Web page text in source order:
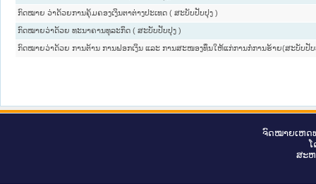
ກົດໝາຍ ວ່າດ້ວຍການຄຸ້ມຄອງເງິນຕາຕ່າງປະເທດ ( ສະບັບປັບປຸງ )
ກົດໝາຍວ່າດ້ວຍ ທະນາຄານທຸລະກິດ ( ສະບັບປັບປຸງ )
ກົດໝາຍວ່າດ້ວຍ ການຕ້ານ ການຟອກເງິນ ແລະ ການສະໜອງທຶນໃຫ້ແກ່ການກໍ່ການຮ້າຍ(ສະບັບປັບ
ຈົດ​ໝາຍ​ເຫດ​
ສະ​ຫ